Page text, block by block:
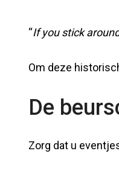
“If you stick
Om deze
De
Zorg dat u